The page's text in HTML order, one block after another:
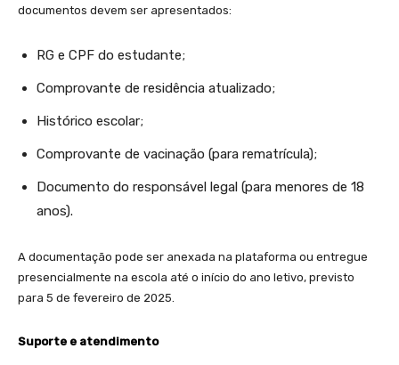
documentos devem ser apresentados:
RG e CPF do estudante;
Comprovante de residência atualizado;
Histórico escolar;
Comprovante de vacinação (para rematrícula);
Documento do responsável legal (para menores de 18
anos).
A documentação pode ser anexada na plataforma ou entregue
presencialmente na escola até o início do ano letivo, previsto
para 5 de fevereiro de 2025.
Suporte e atendimento